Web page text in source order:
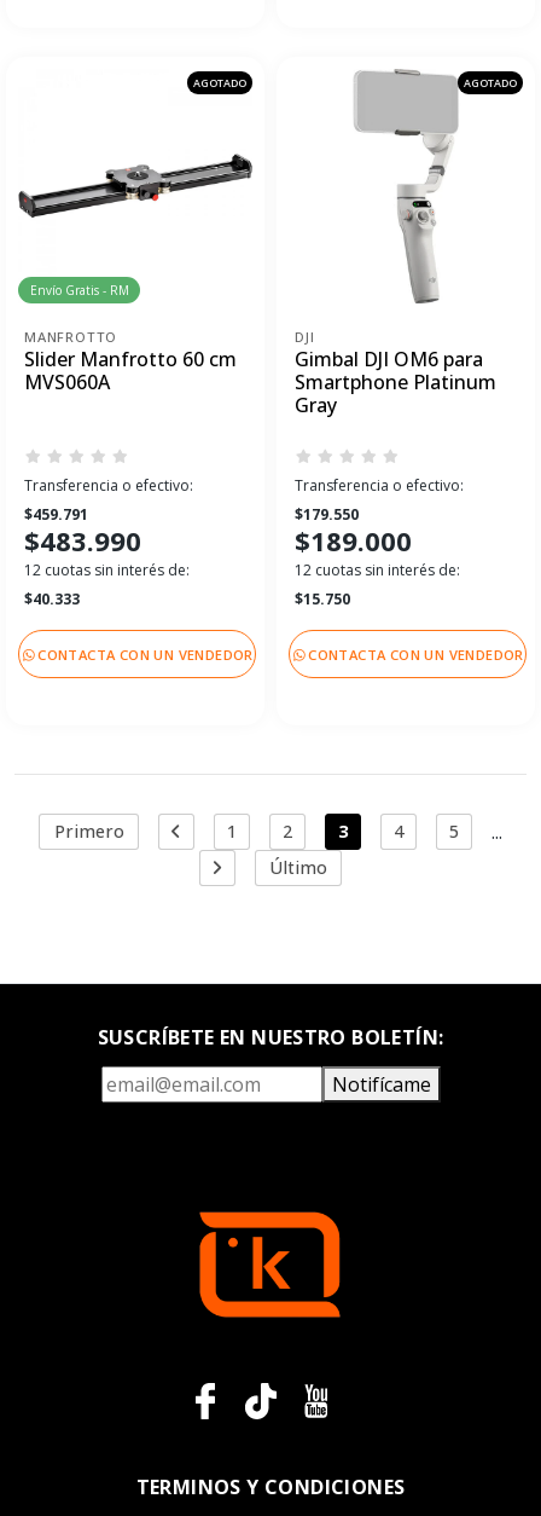
AGOTADO
Envío Gratis - RM
MANFROTTO
Slider Manfrotto 60 cm
MVS060A
Transferencia o efectivo:
$459.791
$483.990
12 cuotas sin interés de:
$40.333
CONTACTA CON UN VENDEDOR
AGOTADO
DJI
Gimbal DJI OM6 para
Smartphone Platinum
Gray
Transferencia o efectivo:
$179.550
$189.000
12 cuotas sin interés de:
$15.750
CONTACTA CON UN VENDEDOR
Primero 1 2 3 4 5 ...
Último
SUSCRÍBETE EN NUESTRO BOLETÍN:
Notifícame
TERMINOS Y CONDICIONES